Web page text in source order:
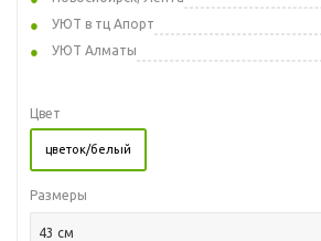
УЮТ в тц Апорт
УЮТ Алматы
Цвет
цветок/белый
Размеры
43 см